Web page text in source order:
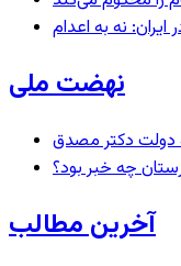
نه به اعدام
نهضت ملی
دولت دکتر مصدق
آخرین مطالب